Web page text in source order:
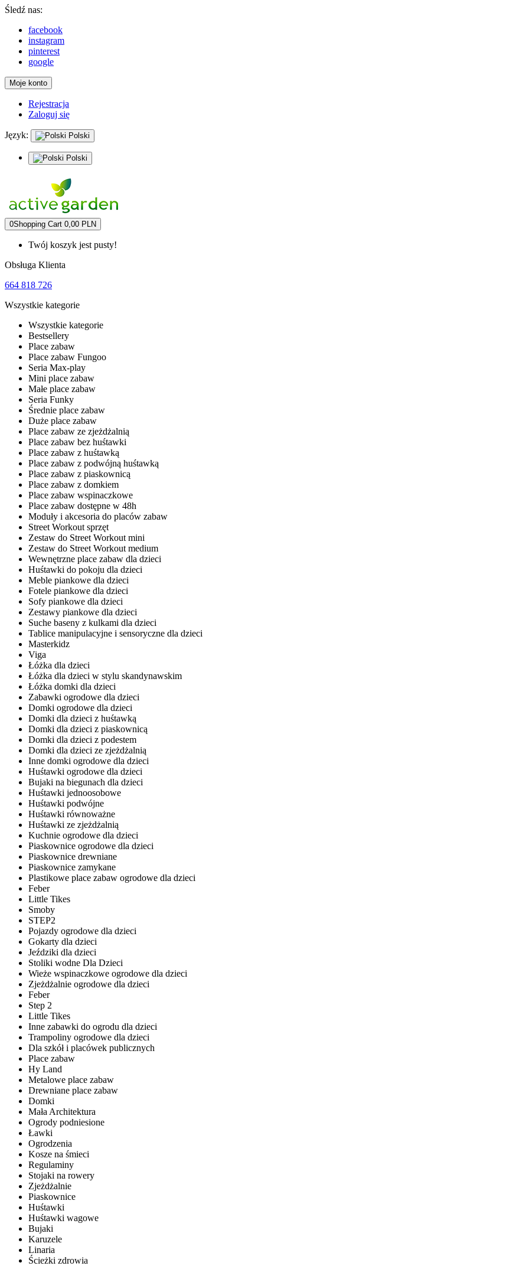
Śledź nas:
facebook
instagram
pinterest
google
Moje konto
Rejestracja
Zaloguj się
Język: Polski
Polski
0Shopping Cart 0,00 PLN
Twój koszyk jest pusty!
Obsługa Klienta
664 818 726
Wszystkie kategorie
Wszystkie kategorie
Bestsellery
Place zabaw
Place zabaw Fungoo
Seria Max-play
Mini place zabaw
Małe place zabaw
Seria Funky
Średnie place zabaw
Duże place zabaw
Place zabaw ze zjeżdżalnią
Place zabaw bez huśtawki
Place zabaw z huśtawką
Place zabaw z podwójną huśtawką
Place zabaw z piaskownicą
Place zabaw z domkiem
Place zabaw wspinaczkowe
Place zabaw dostępne w 48h
Moduły i akcesoria do placów zabaw
Street Workout sprzęt
Zestaw do Street Workout mini
Zestaw do Street Workout medium
Wewnętrzne place zabaw dla dzieci
Huśtawki do pokoju dla dzieci
Meble piankowe dla dzieci
Fotele piankowe dla dzieci
Sofy piankowe dla dzieci
Zestawy piankowe dla dzieci
Suche baseny z kulkami dla dzieci
Tablice manipulacyjne i sensoryczne dla dzieci
Masterkidz
Viga
Łóżka dla dzieci
Łóżka dla dzieci w stylu skandynawskim
Łóżka domki dla dzieci
Zabawki ogrodowe dla dzieci
Domki ogrodowe dla dzieci
Domki dla dzieci z huśtawką
Domki dla dzieci z piaskownicą
Domki dla dzieci z podestem
Domki dla dzieci ze zjeżdżalnią
Inne domki ogrodowe dla dzieci
Huśtawki ogrodowe dla dzieci
Bujaki na biegunach dla dzieci
Huśtawki jednoosobowe
Huśtawki podwójne
Huśtawki równoważne
Huśtawki ze zjeżdżalnią
Kuchnie ogrodowe dla dzieci
Piaskownice ogrodowe dla dzieci
Piaskownice drewniane
Piaskownice zamykane
Plastikowe place zabaw ogrodowe dla dzieci
Feber
Little Tikes
Smoby
STEP2
Pojazdy ogrodowe dla dzieci
Gokarty dla dzieci
Jeździki dla dzieci
Stoliki wodne Dla Dzieci
Wieże wspinaczkowe ogrodowe dla dzieci
Zjeżdżalnie ogrodowe dla dzieci
Feber
Step 2
Little Tikes
Inne zabawki do ogrodu dla dzieci
Trampoliny ogrodowe dla dzieci
Dla szkół i placówek publicznych
Place zabaw
Hy Land
Metalowe place zabaw
Drewniane place zabaw
Domki
Mała Architektura
Ogrody podniesione
Ławki
Ogrodzenia
Kosze na śmieci
Regulaminy
Stojaki na rowery
Zjeżdżalnie
Piaskownice
Huśtawki
Huśtawki wagowe
Bujaki
Karuzele
Linaria
Ścieżki zdrowia